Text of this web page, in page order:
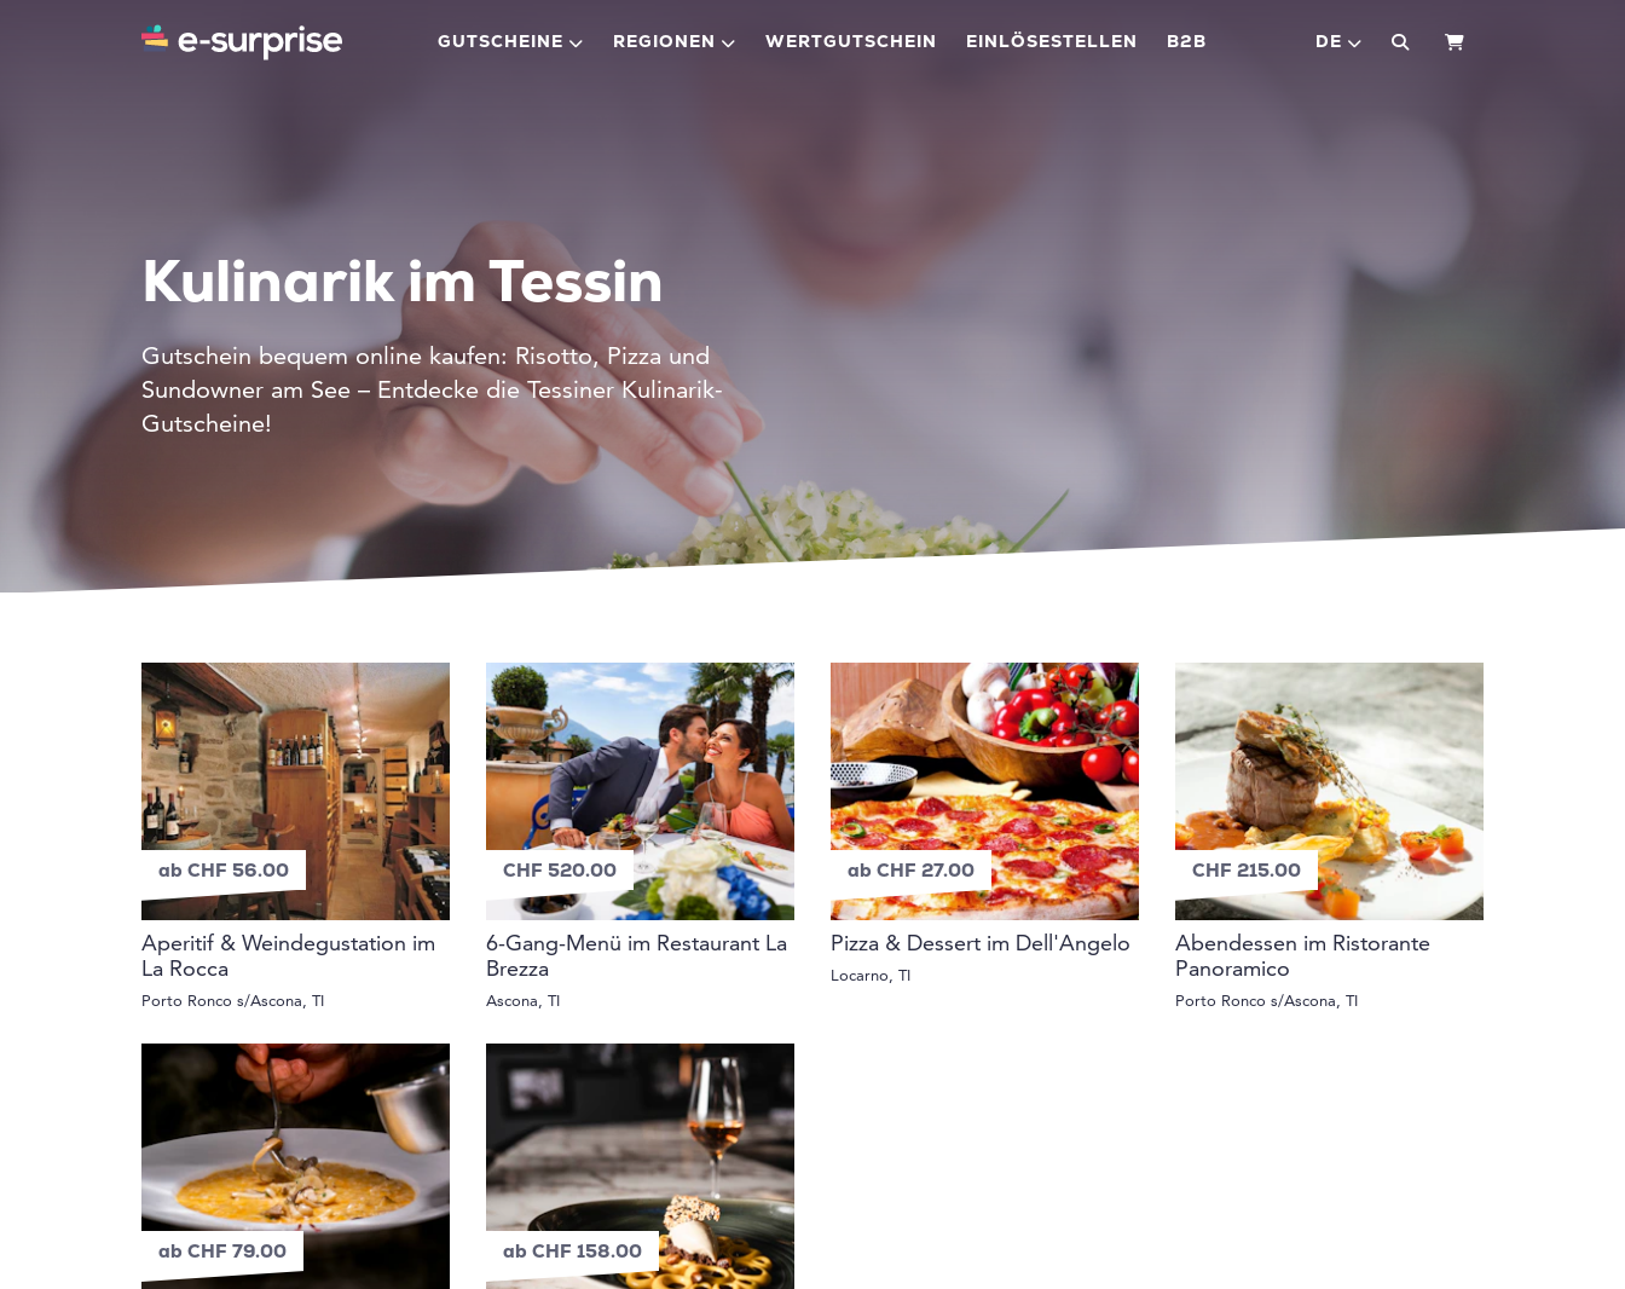
GUTSCHEINE REGIONEN WERTGUTSCHEIN EINLÖSESTELLEN B2B DE WARENKORB
Kulinarik im Tessin
Gutschein bequem online kaufen: Risotto, Pizza und
Sundowner am See – Entdecke die Tessiner Kulinarik-
Gutscheine!
ab CHF 56.00
Aperitif & Weindegustation im
La Rocca
Porto Ronco s/Ascona, TI
CHF 520.00
6-Gang-Menü im Restaurant La
Brezza
Ascona, TI
ab CHF 27.00
Pizza & Dessert im Dell'Angelo
Locarno, TI
CHF 215.00
Abendessen im Ristorante
Panoramico
Porto Ronco s/Ascona, TI
ab CHF 79.00 ab CHF 158.00